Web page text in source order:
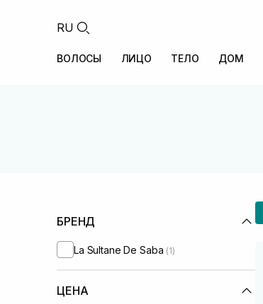
RU
ВОЛОСЫ ЛИЦО ТЕЛО ДОМ
БРЕНД
La Sultane De Saba (1)
ЦЕНА